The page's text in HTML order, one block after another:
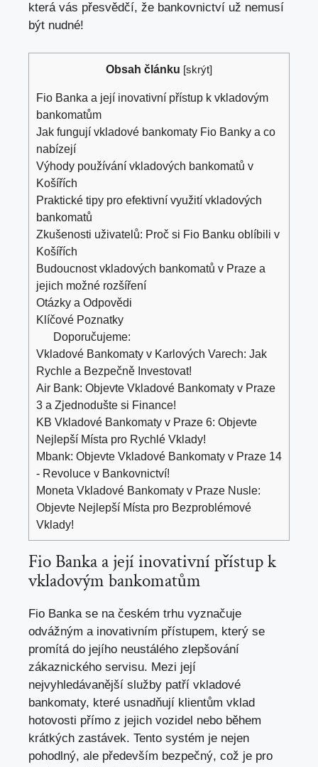
která vás‍ přesvědčí, že ‍bankovnictví už nemusí
být nudné!
Obsah článku [skrýt]
Fio⁢ Banka a její inovativní přístup⁢ k vkladovým
bankomatům
Jak fungují vkladové bankomaty Fio Banky a ⁣co
nabízejí
Výhody používání vkladových bankomatů v
Košířích
Praktické ⁢tipy pro efektivní⁣ využití vkladových
bankomatů
Zkušenosti uživatelů: Proč si Fio Banku oblíbili‍ v
Košířích
Budoucnost ‌vkladových⁣ bankomatů v Praze​ a
jejich možné rozšíření
Otázky a Odpovědi
Klíčové Poznatky
Doporučujeme:
Vkladové Bankomaty v Karlových Varech: Jak
Rychle a Bezpečně Investovat!
Air Bank: Objevte Vkladové Bankomaty v Praze
3 a Zjednodušte si Finance!
KB Vkladové Bankomaty v Praze 6: Objevte
Nejlepší Místa pro Rychlé Vklady!
Mbank: Objevte Vkladové Bankomaty v Praze 14
- Revoluce v Bankovnictví!
Moneta Vkladové Bankomaty v Praze Nusle:
Objevte Nejlepší Místa pro Bezproblémové
Vklady!
Fio⁢ Banka a její inovativní přístup⁢ k
vkladovým bankomatům
Fio Banka se na českém trhu vyznačuje
odvážným‌ a inovativním přístupem, který se
promítá ‍do jejího ​neustálého zlepšování
zákaznického⁢ servisu. Mezi ‌její
nejvyhledávanější služby patří vkladové
bankomaty, které usnadňují klientům vklad
hotovosti přímo z jejich vozidel ‍nebo během
krátkých ⁢zastávek. Tento systém je nejen
pohodlný, ale ‌především bezpečný, což ⁢je pro